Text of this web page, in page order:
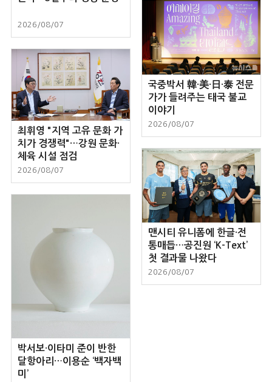
2026/08/07
국중박서 韓·美·日·泰 전문
가가 들려주는 태국 불교
이야기
2026/08/07
최휘영 "지역 고유 문화 가
치가 경쟁력"…강원 문화·
체육 시설 점검
2026/08/07
맨시티 유니폼에 한글·전
통매듭…공진원 ‘K-Text’
첫 결과물 나왔다
2026/08/07
박서보·이타미 준이 반한
달항아리…이용순 ‘백자백
미’